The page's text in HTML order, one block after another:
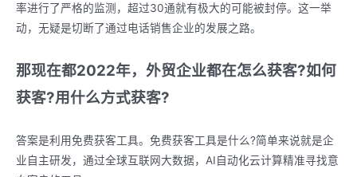
率进行了严格的监测，超过30通就有极大的可能被封停。这一举
动，无疑是切断了通过电话销售企业的发展之路。
那现在都2022年，外贸企业都在怎么获客?如何
获客?用什么方式获客?
答案是利用免费获客工具。免费获客工具是什么?简单来说就是企
业自主研发，通过全球互联网大数据，AI自动化云计算精准寻找意